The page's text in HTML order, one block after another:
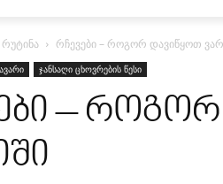
რჩევები – როგორ დავიწყოთ
ჯანსაღი ცხოვრების წესი
–